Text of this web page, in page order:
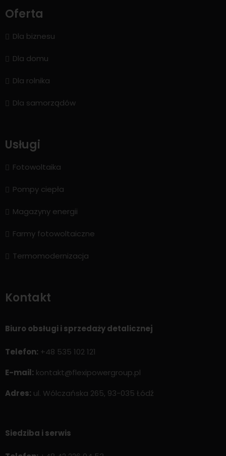
Oferta
Dla biznesu
Dla domu
Dla rolnika
Dla samorządów
Usługi
Fotowoltaika
Pompy ciepła
Magazyny energii
Farmy fotowoltaiczne
Termomodernizacja
Kontakt
Biuro obsługi i sprzedaży detalicznej
Telefon: +48 535 102 121
E-mail: kontakt@flexipowergroup.pl
Adres: ul. Wólczańska 265, 93-035 Łódź
Siedziba i serwis